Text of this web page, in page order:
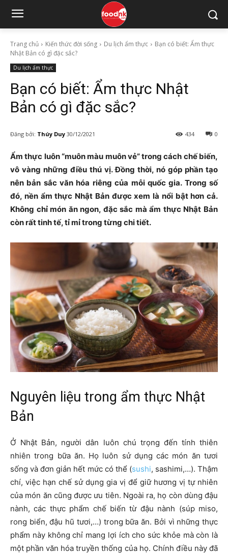
Trang chủ Kiến thức đời sống Du lịch ẩm thực
Bạn có biết: Ẩm thực
Nhật Bản có gì đặc sắc?
Du lịch ẩm thực
Bạn có biết: Ẩm thực Nhật
Bản có gì đặc sắc?
Đăng bởi: Thúy Duy 30/12/2021 0
434
Ẩm thực luôn “muôn màu muôn vẻ” trong cách chế biến,
vô vàng những điều thú vị. Đồng thời, nó góp phần tạo
nên bản sắc văn hóa riêng của mỗi quốc gia. Trong số
đó, nền ẩm thực Nhật Bản được xem là nổi bật hơn cả.
Không chỉ món ăn ngon, đặc sắc mà ẩm thực Nhật Bản
còn rất tinh tế, tỉ mỉ trong từng chi tiết.
Nguyên liệu trong ẩm thực Nhật
Bản
Ở Nhật Bản, người dân luôn chú trọng đến tính thiên
nhiên trong bữa ăn. Họ luôn sử dụng các món ăn tươi
sống và đơn giản hết mức có thể (sushi, sashimi,…). Thậm
chí, việc hạn chế sử dụng gia vị để giữ hương vị tự nhiên
của món ăn cũng được ưu tiên. Ngoài ra, họ còn dùng đậu
nành, các thực phẩm chế biến từ đậu nành (súp miso,
rong biển, đậu hũ tươi,…) trong bữa ăn. Bởi vì những thực
phẩm này không chỉ mang lợi ích cho sức khỏe mà còn là
một phần văn hóa truyền thống của họ. Chính điều này đã